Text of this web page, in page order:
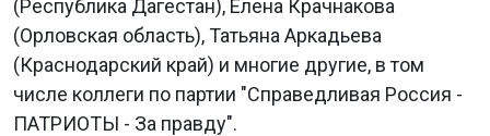
(Республика Дагестан), Елена Крачнакова
(Орловская область), Татьяна Аркадьева
(Краснодарский край) и многие другие, в том
числе коллеги по партии "Справедливая Россия -
ПАТРИОТЫ - За правду".